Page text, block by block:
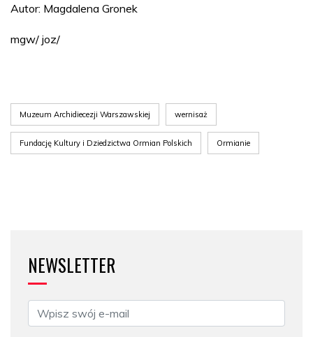
Autor: Magdalena Gronek
mgw/ joz/
Muzeum Archidiecezji Warszawskiej wernisaż
Fundację Kultury i Dziedzictwa Ormian Polskich Ormianie
NEWSLETTER